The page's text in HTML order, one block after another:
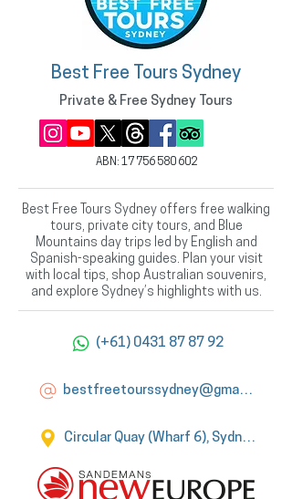
Best Free Tours Sydney
Private & Free Sydney Tours
ABN: 17 756 580 602
Best Free Tours Sydney offers free walking
tours, private city tours, and Blue
Mountains day trips led by English and
Spanish-speaking guides. Plan your visit
with local tips, shop Australian souvenirs,
and explore Sydney’s highlights with us.
(+61) 0431 87 87 92
bestfreetourssydney@gmail.com
Circular Quay (Wharf 6), Sydney